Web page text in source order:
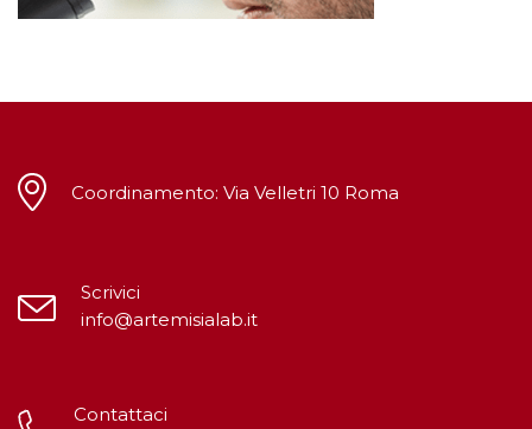
Coordinamento: Via Velletri 10 Roma
Scrivici
info@artemisialab.it
Contattaci